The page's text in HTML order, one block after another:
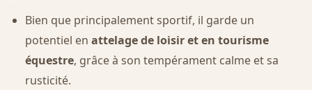
Bien que principalement sportif, il garde un
potentiel en attelage de loisir et en tourisme
équestre, grâce à son tempérament calme et sa
rusticité.